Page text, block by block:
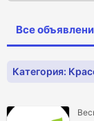
Все
Категория: